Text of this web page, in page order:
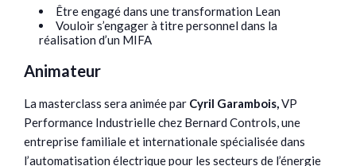
Être engagé dans une transformation Lean
Vouloir s’engager à titre personnel dans la
réalisation d’un MIFA
Animateur
La masterclass sera animée par Cyril Garambois,VP
Performance Industrielle chez Bernard Controls, une
entreprise familiale et internationale spécialisée dans
l’automatisation électrique pour les secteurs de l’énergie